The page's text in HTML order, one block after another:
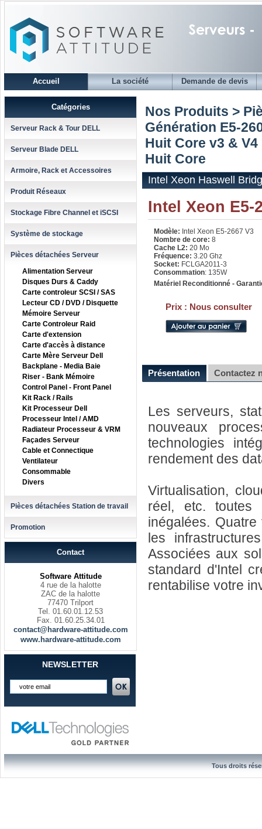
Accueil La société Demande de devis
Catégories
Serveur Rack & Tour DELL
Serveur Blade DELL
Armoire, Rack et Accessoires
Produit Réseaux
Stockage Fibre Channel et iSCSI
Système de stockage
Pièces détachées Serveur
Alimentation Serveur
Disques Durs & Caddy
Carte controleur SCSI / SAS
Lecteur CD / DVD / Disquette
Mémoire Serveur
Carte Controleur Raid
Carte d'extension
Carte d'accès à distance
Carte Mère Serveur Dell
Backplane - Media Baie
Riser - Bank Mémoire
Control Panel - Front Panel
Kit Rack / Rails
Kit Processeur Dell
Processeur Intel / AMD
Radiateur Processeur & VRM
Façades Serveur
Cable et Connectique
Ventilateur
Consommable
Divers
Pièces détachées Station de travail
Promotion
Contact
Software Attitude
4 rue de la halotte
ZAC de la halotte
77470 Trilport
Tel. 01.60.01.12.53
Fax. 01.60.25.34.01
contact@hardware-attitude.com
www.hardware-attitude.com
NEWSLETTER
Nos Produits >
Génération E5-
Huit Core v3 & V4
Huit Core
Intel Xeon Haswell
Intel Xeon E5-
Modèle: Intel Xeon E5-2667 V3
Nombre de core: 8
Cache L2: 20 Mo
Fréquence: 3.20 Ghz
Socket: FCLGA2011-3
Consommation: 135W
Matériel Reconditionné -
Prix : Nous consulter
Présentation Contactez
Les serveurs,
nouveaux
technologies
rendement des
Virtualisation,
réel, etc. toutes
inégalées.
les
Associées aux
standard d'Intel
rentabilise votre
Tous droits